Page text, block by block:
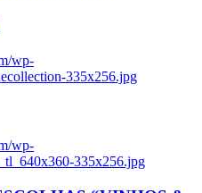
wp-
335x256.jpg
wp-
335x256.jpg